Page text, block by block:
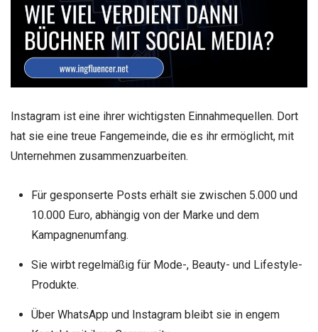
Instagram ist eine ihrer wichtigsten Einnahmequellen. Dort
hat sie eine treue Fangemeinde, die es ihr ermöglicht, mit
Unternehmen zusammenzuarbeiten.
Für gesponserte Posts erhält sie zwischen 5.000 und
10.000 Euro, abhängig von der Marke und dem
Kampagnenumfang.
Sie wirbt regelmäßig für Mode-, Beauty- und Lifestyle-
Produkte.
Über WhatsApp und Instagram bleibt sie in engem